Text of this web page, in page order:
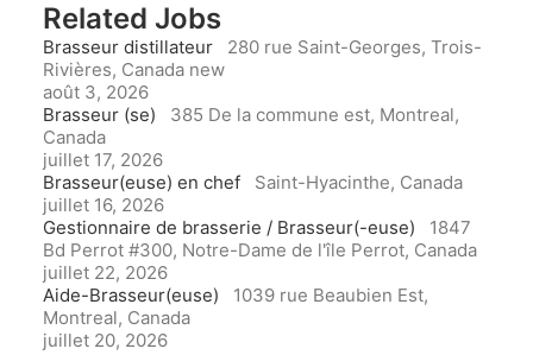
Related Jobs
Brasseur distillateur
280 rue Saint-Georges, Trois-
Rivières, Canada new
août 3, 2026
Brasseur (se)
385 De la commune est, Montreal,
Canada
juillet 17, 2026
Brasseur(euse) en chef
Saint-Hyacinthe, Canada
juillet 16, 2026
Gestionnaire de brasserie / Brasseur(-euse)
1847
Bd Perrot #300, Notre-Dame de l'île Perrot, Canada
juillet 22, 2026
Aide-Brasseur(euse)
1039 rue Beaubien Est,
Montreal, Canada
juillet 20, 2026